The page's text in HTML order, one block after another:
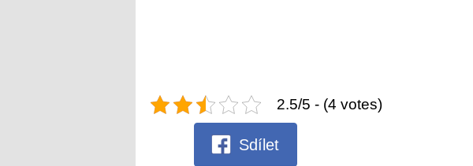
2.5/5 - (4 votes)
Sdílet